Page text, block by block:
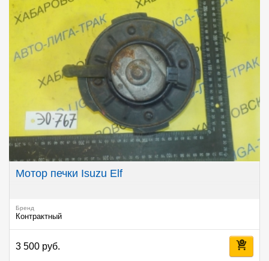
Мотор печки Isuzu Elf
Бренд
Контрактный
3 500 руб.